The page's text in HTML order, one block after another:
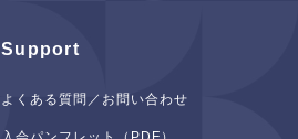
Support
よくある質問／お問い合わせ